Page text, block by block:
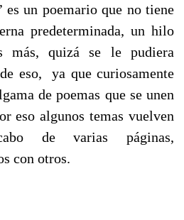
un poemario que no tiene
predeterminada, un hilo
más, quizá se le pudiera
eso, ya que curiosamente
de poemas que se unen
eso algunos temas vuelven
de varias páginas,
con otros.